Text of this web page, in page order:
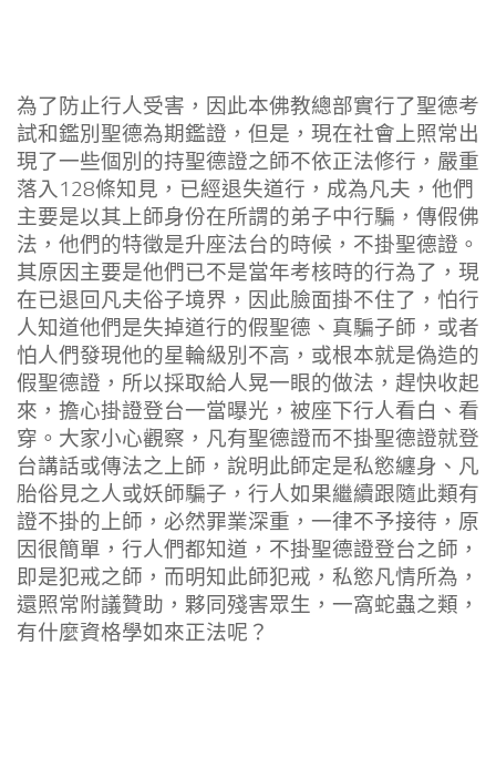
為了防止行人受害，因此本佛教總部實行了聖德考
試和鑑別聖德為期鑑證，但是，現在社會上照常出
現了一些個別的持聖德證之師不依正法修行，嚴重
落入128條知見，已經退失道行，成為凡夫，他們
主要是以其上師身份在所謂的弟子中行騙，傳假佛
法，他們的特徵是升座法台的時候，不掛聖德證。
其原因主要是他們已不是當年考核時的行為了，現
在已退回凡夫俗子境界，因此臉面掛不住了，怕行
人知道他們是失掉道行的假聖德、真騙子師，或者
怕人們發現他的星輪級別不高，或根本就是偽造的
假聖德證，所以採取給人晃一眼的做法，趕快收起
來，擔心掛證登台一當曝光，被座下行人看白、看
穿。大家小心觀察，凡有聖德證而不掛聖德證就登
台講話或傳法之上師，說明此師定是私慾纏身、凡
胎俗見之人或妖師騙子，行人如果繼續跟隨此類有
證不掛的上師，必然罪業深重，一律不予接待，原
因很簡單，行人們都知道，不掛聖德證登台之師，
即是犯戒之師，而明知此師犯戒，私慾凡情所為，
還照常附議贊助，夥同殘害眾生，一窩蛇蟲之類，
有什麼資格學如來正法呢？